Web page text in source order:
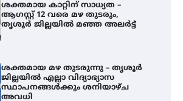
ശക്തമായ കാറ്റിന് സാധ്യത –
ആഗസ്റ്റ് 12 വരെ മഴ തുടരും,
തൃശൂർ ജില്ലയിൽ മഞ്ഞ അലർട്ട്
ശക്തമായ മഴ തുടരുന്നു – തൃശൂർ
ജില്ലയിൽ എല്ലാ വിദ്യാഭ്യാസ
സ്ഥാപനങ്ങൾക്കും ശനിയാഴ്ച
അവധി